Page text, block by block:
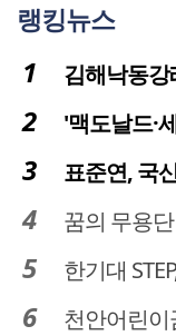
랭킹뉴스
김해낙동강
'맥도날드·세종시
표준연, 국산
꿈의 무용단 천
한기대 STEP,
천안어린이꿈